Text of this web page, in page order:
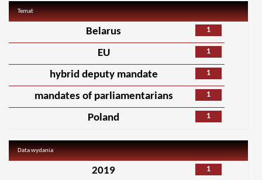
Temat
1
Belarus
1
EU
1
hybrid deputy mandate
1
mandates of parliamentarians
1
Poland
Data wydania
1
2019